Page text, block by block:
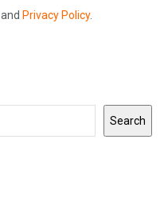
Privacy Policy.
Search